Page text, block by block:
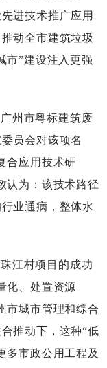
进技术推广应用
动全市建筑垃圾
市”建设注入更强
州市粤标建筑废
员会对该项名
合应用技术研
认为：该技术路径
业通病，整体水
江村项目的成功
化、处置资源
市城市管理和综合
推动下，这种“低
多市政公用工程及